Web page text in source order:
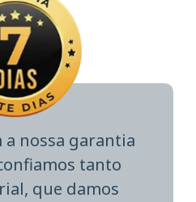
a nossa garantia
tanto
que damos